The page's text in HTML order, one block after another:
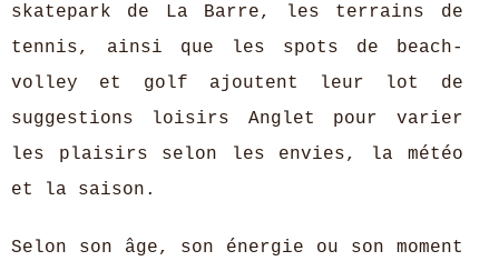
skatepark de La Barre, les terrains de
tennis, ainsi que les spots de beach-
volley et golf ajoutent leur lot de
suggestions loisirs Anglet pour varier
les plaisirs selon les envies, la météo
et la saison.
Selon son âge, son énergie ou son moment